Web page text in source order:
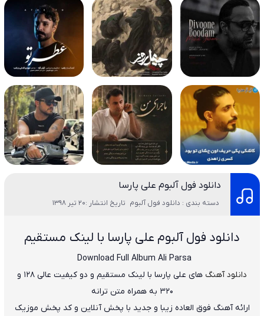
دانلود فول آلبوم علی پارسا
دسته بندی : دانلود فول آلبوم تاریخ انتشار :20 تیر 1398
دانلود فول آلبوم علی پارسا با لینک مستقیم
Download Full Album Ali Parsa
دانلودآهنگ های علی پارسا
با لینک مستقیم و دو کیفیت عالی ۱۲۸ و
۳۲۰ به همراه متن ترانه
ارائه آهنگ فوق العاده زیبا و جدید با پخش آنلاین و کد پخش موزیک